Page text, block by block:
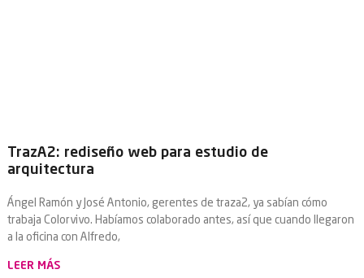
TrazA2: rediseño web para estudio de
arquitectura
Ángel Ramón y José Antonio, gerentes de traza2, ya sabían cómo
trabaja Colorvivo. Habíamos colaborado antes, así que cuando llegaron
a la oficina con Alfredo,
LEER MÁS